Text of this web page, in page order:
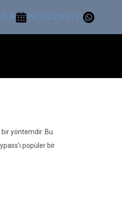
+90 542 234 61 91
bir yöntemdir. Bu
popüler bir